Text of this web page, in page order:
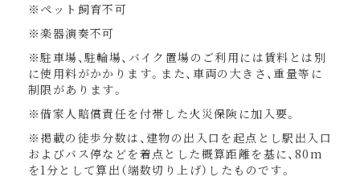
※ペット飼育不可
※楽器演奏不可
※駐車場、駐輪場、バイク置場のご利用には賃料とは別
に使用料がかかります。また、車両の大きさ、重量等に
制限があります。
※借家人賠償責任を付帯した火災保険に加入要。
※掲載の徒歩分数は、建物の出入口を起点とし駅出入口
およびバス停などを着点とした概算距離を基に、80m
を1分として算出（端数切り上げ）したものです。